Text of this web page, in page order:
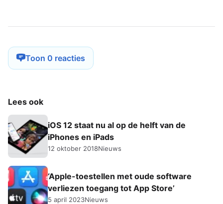
Toon 0 reacties
Lees ook
iOS 12 staat nu al op de helft van de
iPhones en iPads
12 oktober 2018Nieuws
‘Apple-toestellen met oude software
verliezen toegang tot App Store’
5 april 2023Nieuws